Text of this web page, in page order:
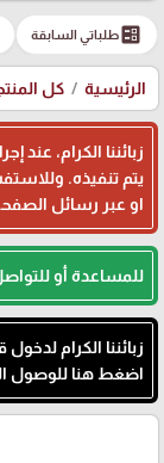
ballotطلباتي السابقة
الرئيسية كل
زبائننا الكرام،
يتم تنفيذه.
او عبر رسائل
للمساعدة أو
زبائننا الكرام
اضغط هنا للوصول